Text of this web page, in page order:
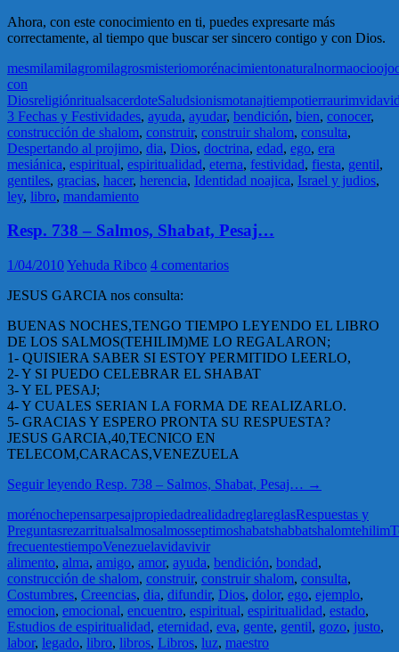
Ahora, con este conocimiento en ti, puedes expresarte más
correctamente, al tiempo que buscar ser sincero contigo y con Dios.
mesmilamilagromilagrosmisteriomorénacimientonaturalnormaocioojo
con
DiosreligiónritualsacerdoteSaludsionismotanajtiempotierraurimvida
3 Fechas y Festividades, ayuda, ayudar, bendición, bien, conocer,
construcción de shalom, construir, construir shalom, consulta,
Despertando al projimo, dia, Dios, doctrina, edad, ego, era
mesiánica, espiritual, espiritualidad, eterna, festividad, fiesta, gentil,
gentiles, gracias, hacer, herencia, Identidad noajica, Israel y judios,
ley, libro, mandamiento
Resp. 738 – Salmos, Shabat, Pesaj…
1/04/2010Yehuda Ribco 4 comentarios
JESUS GARCIA nos consulta:
BUENAS NOCHES,TENGO TIEMPO LEYENDO EL LIBRO
DE LOS SALMOS(TEHILIM)ME LO REGALARON;
1- QUISIERA SABER SI ESTOY PERMITIDO LEERLO,
2- Y SI PUEDO CELEBRAR EL SHABAT
3- Y EL PESAJ;
4- Y CUALES SERIAN LA FORMA DE REALIZARLO.
5- GRACIAS Y ESPERO PRONTA SU RESPUESTA?
JESUS GARCIA,40,TECNICO EN
TELECOM,CARACAS,VENEZUELA
Seguir leyendo Resp. 738 – Salmos, Shabat, Pesaj… →
morénochepensarpesajpropiedadrealidadreglareglasRespuestas y
Preguntasrezarritualsalmosalmosseptimoshabatshabbatshalomtehilim
frecuentestiempoVenezuelavidavivir
alimento, alma, amigo, amor, ayuda, bendición, bondad,
construcción de shalom, construir, construir shalom, consulta,
Costumbres, Creencias, dia, difundir, Dios, dolor, ego, ejemplo,
emocion, emocional, encuentro, espiritual, espiritualidad, estado,
Estudios de espiritualidad, eternidad, eva, gente, gentil, gozo, justo,
labor, legado, libro, libros, Libros, luz, maestro